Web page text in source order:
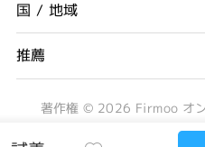
国 / 地域
推薦
著作権 © 2026 Firmoo オ